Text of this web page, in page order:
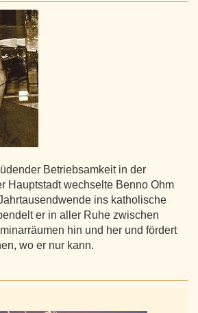
Betriebsamkeit in der
Hauptstadt wechselte Benno Ohm
ins katholische
er in aller Ruhe zwischen
hin und her und fördert
wo er nur kann.